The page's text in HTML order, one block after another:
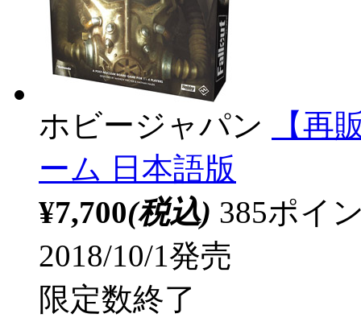
ホビージャパン
【再
ーム 日本語版
¥7,700(税込) 385ポイ
2018/10/1発売
限定数終了